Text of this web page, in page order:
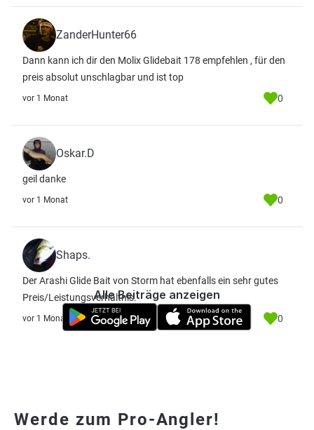
ZanderHunter66
Dann kann ich dir den Molix Glidebait 178 empfehlen , für den
preis absolut unschlagbar und ist top
vor 1 Monat 0
Oskar.D
geil danke
vor 1 Monat 0
Shaps.
Der Arashi Glide Bait von Storm hat ebenfalls ein sehr gutes
Preis/Leistungsverhältnis.
vor 1 Monat 0
Alle Beiträge anzeigen
Werde zum Pro-Angler!